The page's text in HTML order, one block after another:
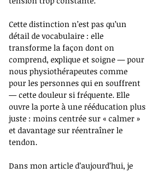
Cette distinction n’est pas qu’un
détail de vocabulaire : elle
transforme la façon dont on
comprend, explique et soigne — pour
nous physiothérapeutes comme
pour les personnes qui en souffrent
— cette douleur si fréquente. Elle
ouvre la porte à une rééducation plus
juste : moins centrée sur « calmer »
et davantage sur réentraîner le
tendon.
Dans mon article d’aujourd’hui, je